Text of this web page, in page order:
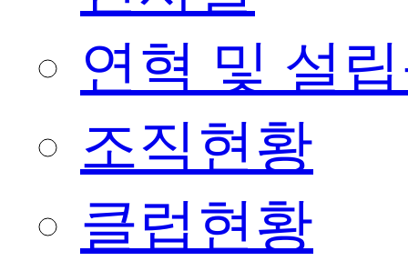
연혁 및 설
조직현황
클럽현황